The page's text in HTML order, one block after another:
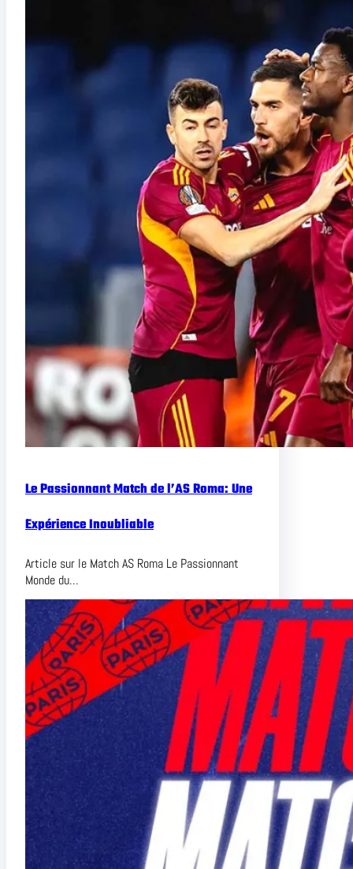
Le Passionnant Match de l’AS Roma: Une
Expérience Inoubliable
Article sur le Match AS Roma Le Passionnant
Monde du…